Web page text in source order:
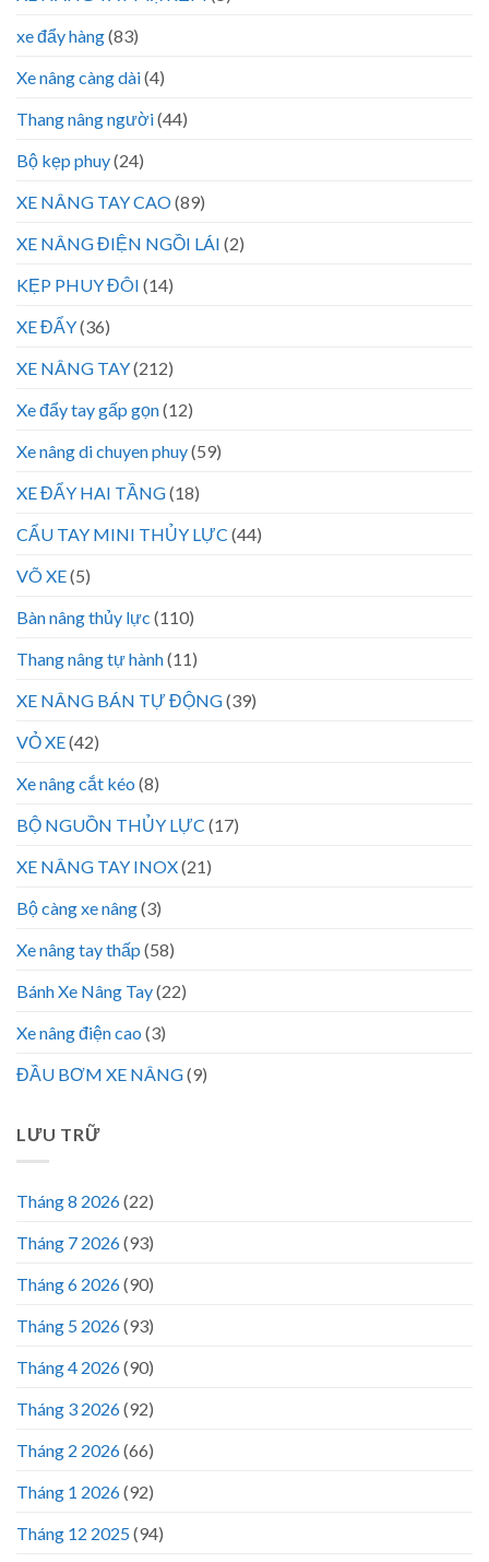
xe đẩy hàng(83)
Xe nâng càng dài(4)
Thang nâng người(44)
Bộ kẹp phuy(24)
XE NÂNG TAY CAO(89)
XE NÂNG ĐIỆN NGỒI LÁI (2)
KẸP PHUY ĐÔI (14)
XE ĐẨY(36)
XE NÂNG TAY(212)
Xe đẩy tay gấp gọn(12)
Xe nâng di chuyen phuy(59)
XE ĐẨY HAI TẦNG(18)
CẨU TAY MINI THỦY LỰC (44)
VÕ XE(5)
Bàn nâng thủy lực (110)
Thang nâng tự hành(11)
XE NÂNG BÁN TỰ ĐỘNG(39)
VỎ XE(42)
Xe nâng cắt kéo (8)
BỘ NGUỒN THỦY LỰC (17)
XE NÂNG TAY INOX(21)
Bộ càng xe nâng(3)
Xe nâng tay thấp (58)
Bánh Xe Nâng Tay(22)
Xe nâng điện cao (3)
ĐẦU BƠM XE NÂNG(9)
LƯU TRỮ
Tháng 8 2026(22)
Tháng 7 2026(93)
Tháng 6 2026(90)
Tháng 5 2026(93)
Tháng 4 2026(90)
Tháng 3 2026(92)
Tháng 2 2026(66)
Tháng 1 2026(92)
Tháng 12 2025(94)